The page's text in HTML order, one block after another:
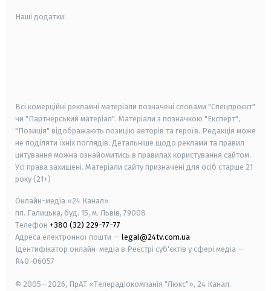
Наші додатки:
Всі комерційні рекламні матеріали позначені словами "Спецпроєкт"
чи "Партнерський матеріал". Матеріали з позначкою "Експерт",
"Позиція" відображають позицію авторів та героїв. Редакція може
не поділяти їхніх поглядів. Детальніше щодо реклами та правил
цитування можна ознайомитись в правилах користування сайтом.
Усі права захищені. Матеріали сайту призначені для осіб старше 21
року (21+)
Онлайн-медіа «24 Канал»
пл. Галицька, буд. 15, м. Львів, 79008
Телефон +380 (32) 229-77-77
Адреса електронної пошти — legal@24tv.com.ua
Ідентифікатор онлайн-медіа в Реєстрі суб'єктів у сфері медіа —
R40-06057
© 2005—2026, ПрАТ «Телерадіокомпанія "Люкс"», 24 Канал.